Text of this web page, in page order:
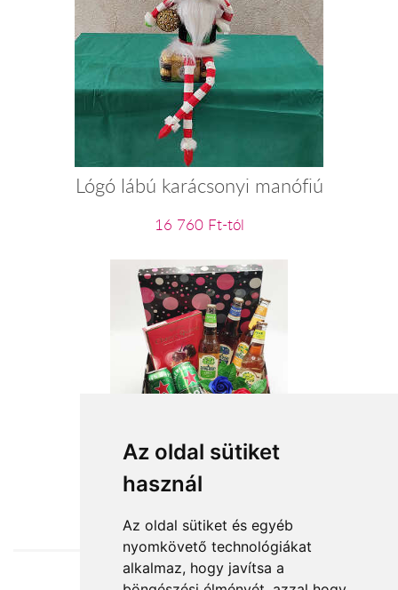
Az oldal sütiket
használ
Az oldal sütiket és egyéb
nyomkövető technológiákat
alkalmaz, hogy javítsa a
Lógó lábú karácsonyi manófiú
16 760 Ft-tól
Üljenek a fiúk ölébe a lányok
17 000 Ft-tól